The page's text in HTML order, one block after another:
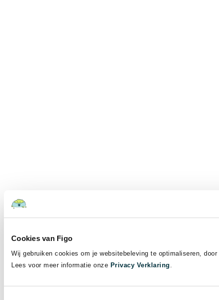
Cookies van Figo
Wij gebruiken cookies om je websitebeleving te optimaliseren,
Lees voor meer informatie onze Privacy Verklaring .